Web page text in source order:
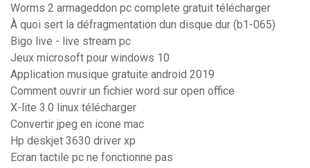
Worms 2 armageddon pc complete gratuit télécharger
À quoi sert la défragmentation dun disque dur (b1-065)
Bigo live - live stream pc
Jeux microsoft pour windows 10
Application musique gratuite android 2019
Comment ouvrir un fichier word sur open office
X-lite 3.0 linux télécharger
Convertir jpeg en icone mac
Hp deskjet 3630 driver xp
Ecran tactile pc ne fonctionne pas